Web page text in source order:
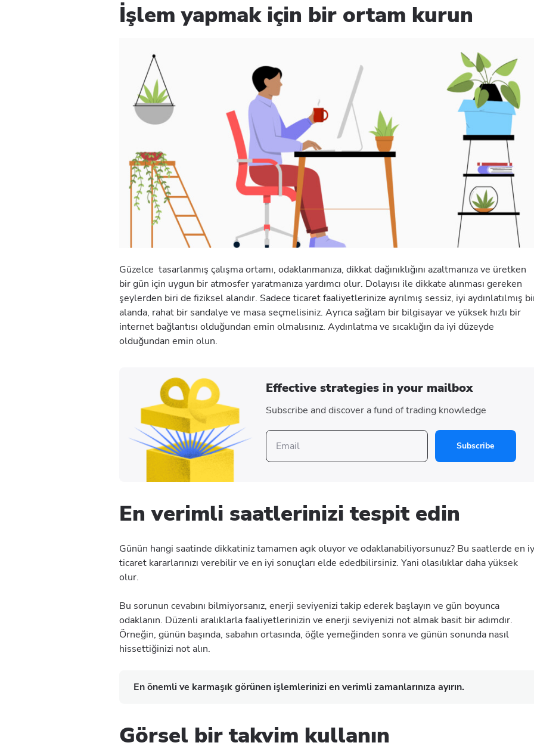
İşlem yapmak için bir ortam kurun
Güzelce tasarlanmış çalışma ortamı, odaklanmanıza, dikkat dağınıklığını azaltmanıza ve üretken
bir gün için uygun bir atmosfer yaratmanıza yardımcı olur. Dolayısı ile dikkate alınması gereken
şeylerden biri de fiziksel alandır. Sadece ticaret faaliyetlerinize ayrılmış sessiz, iyi aydınlatılmış
alanda, rahat bir sandalye ve masa seçmelisiniz. Ayrıca sağlam bir bilgisayar ve yüksek hızlı bir
internet bağlantısı olduğundan emin olmalısınız. Aydınlatma ve sıcaklığın da iyi düzeyde
olduğundan emin olun.
Effective strategies in your mailbox
Subscribe and discover a fund of trading knowledge
Subscribe
En verimli saatlerinizi tespit edin
Günün hangi saatinde dikkatiniz tamamen açık oluyor ve odaklanabiliyorsunuz? Bu saatlerde en
ticaret kararlarınızı verebilir ve en iyi sonuçları elde ededbilirsiniz. Yani olasılıklar daha yüksek
olur.
Bu sorunun cevabını bilmiyorsanız, enerji seviyenizi takip ederek başlayın ve gün boyunca
odaklanın. Düzenli aralıklarla faaliyetlerinizin ve enerji seviyenizi not almak basit bir adımdır.
Örneğin, günün başında, sabahın ortasında, öğle yemeğinden sonra ve günün sonunda nasıl
hissettiğinizi not alın.
En önemli ve karmaşık görünen işlemlerinizi en verimli zamanlarınıza ayırın.
Görsel bir takvim kullanın